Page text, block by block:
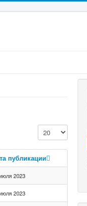
Кол-во строк:
публикации
2023
2023